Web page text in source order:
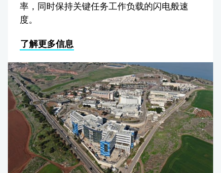
率，同时保持关键任务工作负载的闪电般速
度。
了解更多信息